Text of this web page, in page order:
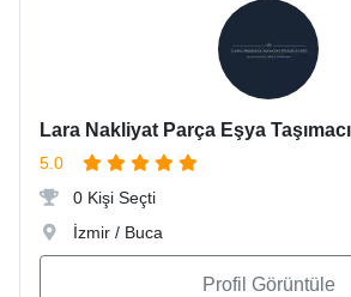
Lara Nakliyat Parça Eşya
5.0
0 Kişi Seçti
İzmir / Buca
Profil Görüntüle